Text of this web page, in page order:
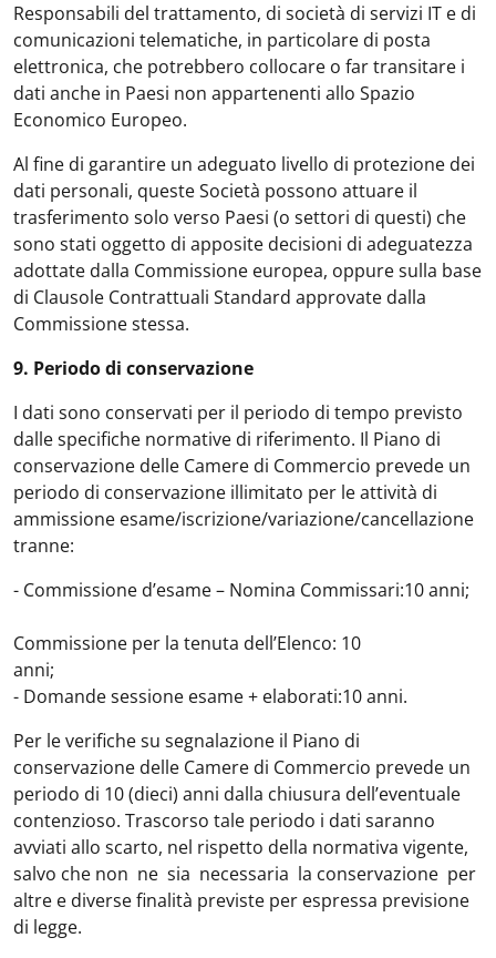
Responsabili del trattamento, di società di servizi IT e di
comunicazioni telematiche, in particolare di posta
elettronica, che potrebbero collocare o far transitare i
dati anche in Paesi non appartenenti allo Spazio
Economico Europeo.
Al fine di garantire un adeguato livello di protezione dei
dati personali, queste Società possono attuare il
trasferimento solo verso Paesi (o settori di questi) che
sono stati oggetto di apposite decisioni di adeguatezza
adottate dalla Commissione europea, oppure sulla base
di Clausole Contrattuali Standard approvate dalla
Commissione stessa.
9. Periodo di conservazione
I dati sono conservati per il periodo di tempo previsto
dalle specifiche normative di riferimento. Il Piano di
conservazione delle Camere di Commercio prevede un
periodo di conservazione illimitato per le attività di
ammissione esame/iscrizione/variazione/cancellazione
tranne:
- Commissione d’esame – Nomina Commissari:10 anni;
Commissione per la tenuta dell’Elenco: 10
- Domande sessione esame + elaborati:10 anni.
Per le verifiche su segnalazione il Piano di
conservazione delle Camere di Commercio prevede un
periodo di 10 (dieci) anni dalla chiusura dell’eventuale
contenzioso. Trascorso tale periodo i dati saranno
avviati allo scarto, nel rispetto della normativa vigente,
salvo che non ne sia necessaria la conservazione per
altre e diverse finalità previste per espressa previsione
di legge.